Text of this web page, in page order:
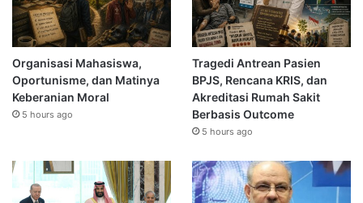
Organisasi Mahasiswa,
Oportunisme, dan Matinya
Keberanian Moral
5 hours ago
Tragedi Antrean Pasien
BPJS, Rencana KRIS, dan
Akreditasi Rumah Sakit
Berbasis Outcome
5 hours ago